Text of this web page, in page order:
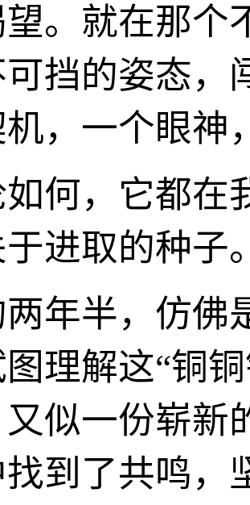
。就在那个
挡的姿态，
，一个眼神
何，它都在
进取的种子
年半，仿佛
理解这“铜
又似一份崭新
到了共鸣，